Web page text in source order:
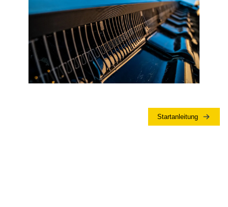
Startanleitung